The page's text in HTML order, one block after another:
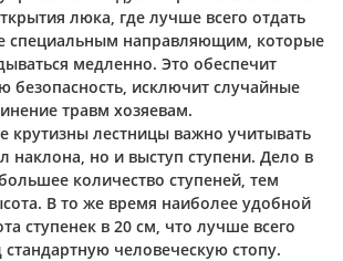
люка, где лучше всего отдать
специальным направляющим, которые
медленно. Это обеспечит
безопасность, исключит случайные
травм хозяевам.
крутизны лестницы важно учитывать
наклона, но и выступ ступени. Дело в
количество ступеней, тем
В то же время наиболее удобной
ступенек в 20 см, что лучше всего
человеческую стопу.